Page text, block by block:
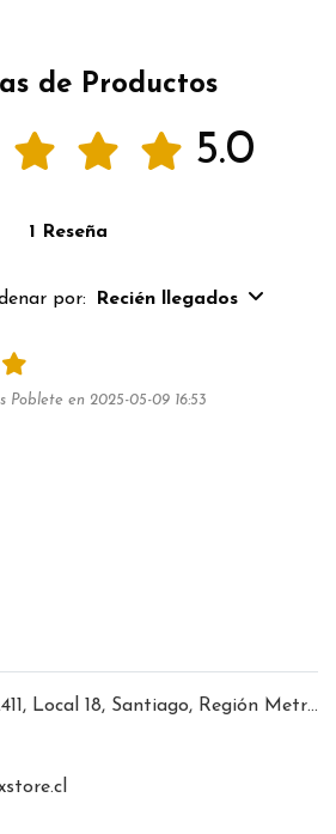
de Productos
5.0
1 Reseña
por: Recién llegados
Poblete en 2025-05-09 16:53
18, Santiago, Región Metropolitana, Chile